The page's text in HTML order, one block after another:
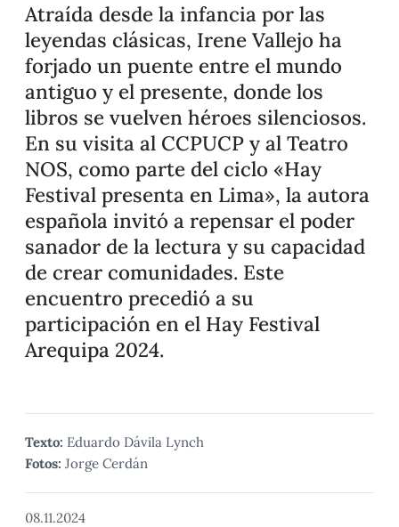
Atraída desde la infancia por las
leyendas clásicas, Irene Vallejo ha
forjado un puente entre el mundo
antiguo y el presente, donde los
libros se vuelven héroes silenciosos.
En su visita al CCPUCP y al Teatro
NOS, como parte del ciclo «Hay
Festival presenta en Lima», la autora
española invitó a repensar el poder
sanador de la lectura y su capacidad
de crear comunidades. Este
encuentro precedió a su
participación en el Hay Festival
Arequipa 2024.
Texto: Eduardo Dávila Lynch
Fotos: Jorge Cerdán
08.11.2024